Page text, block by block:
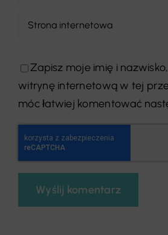
Zapisz moje imię i
witrynę internetową w tej
móc łatwiej komentować